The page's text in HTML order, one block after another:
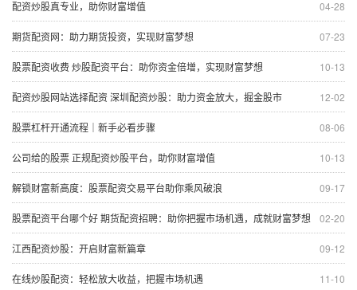
04-28
配资炒股真专业，助你财富增值
07-23
期货配资网：助力期货投资，实现财富梦想
10-13
股票配资收费 炒股配资平台：助你资金倍增，实现财富梦想
12-02
配资炒股网站选择配资 深圳配资炒股：助力资金放大，掘金股市
08-06
股票杠杆开通流程｜新手必看步骤
10-13
公司给的股票 正规配资炒股平台，助你财富增值
09-17
解锁财富新高度：股票配资交易平台助你乘风破浪
02-20
股票配资平台哪个好 期货配资招聘：助你把握市场机遇，成就财富梦想
09-12
江西配资炒股：开启财富新篇章
11-10
在线炒股配资：轻松放大收益，把握市场机遇